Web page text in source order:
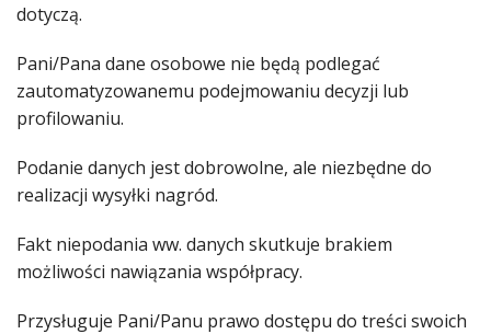
dotyczą.
Pani/Pana dane osobowe nie będą podlegać
zautomatyzowanemu podejmowaniu decyzji lub
profilowaniu.
Podanie danych jest dobrowolne, ale niezbędne do
realizacji wysyłki nagród.
Fakt niepodania ww. danych skutkuje brakiem
możliwości nawiązania współpracy.
Przysługuje Pani/Panu prawo dostępu do treści swoich